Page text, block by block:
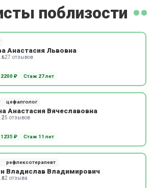
поблизости
Анастасия Львовна
27 отзывов
₽ Стаж 27 лет
цефалголог
Анастасия Вячеславовна
5 отзывов
₽ Стаж 11 лет
рефлексотерапевт
Владислав Владимирович
2 отзыва